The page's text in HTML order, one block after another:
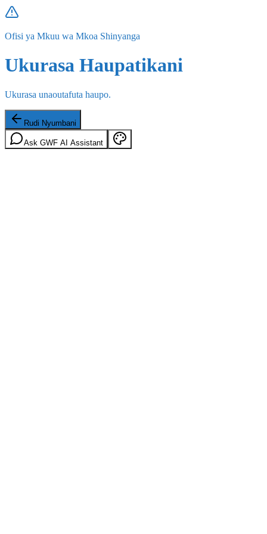
Ofisi ya Mkuu wa Mkoa Shinyanga
Ukurasa Haupatikani
Ukurasa unaoutafuta haupo.
Rudi Nyumbani
Ask GWF AI Assistant